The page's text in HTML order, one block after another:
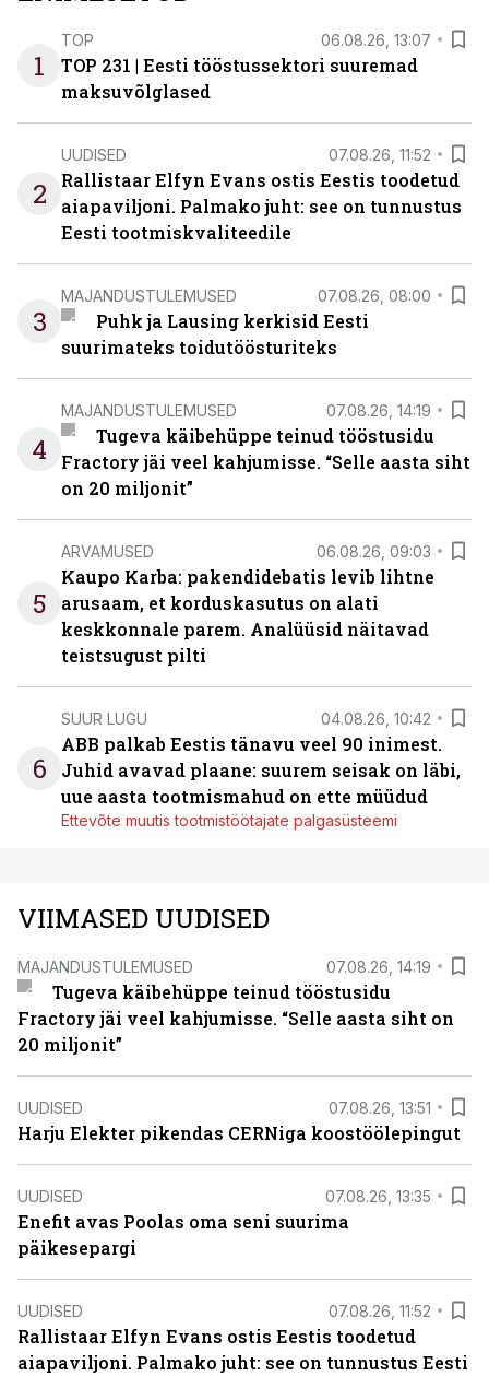
1
TOP 06.08.26, 13:07
TOP 231 | Eesti tööstussektori suuremad
maksuvõlglased
2
UUDISED 07.08.26, 11:52
Rallistaar Elfyn Evans ostis Eestis toodetud
aiapaviljoni. Palmako juht: see on tunnustus
Eesti tootmiskvaliteedile
3
MAJANDUSTULEMUSED 07.08.26, 08:00
Puhk ja Lausing kerkisid Eesti
suurimateks toidutöösturiteks
4
MAJANDUSTULEMUSED 07.08.26, 14:19
Tugeva käibehüppe teinud tööstusidu
Fractory jäi veel kahjumisse. “Selle aasta siht
on 20 miljonit”
5
ARVAMUSED 06.08.26, 09:03
Kaupo Karba: pakendidebatis levib lihtne
arusaam, et korduskasutus on alati
keskkonnale parem. Analüüsid näitavad
teistsugust pilti
6
SUUR LUGU 04.08.26, 10:42
ABB palkab Eestis tänavu veel 90 inimest.
Juhid avavad plaane: suurem seisak on läbi,
uue aasta tootmismahud on ette müüdud
Ettevõte muutis tootmistöötajate palgasüsteemi
VIIMASED UUDISED
MAJANDUSTULEMUSED 07.08.26, 14:19
Tugeva käibehüppe teinud tööstusidu
Fractory jäi veel kahjumisse. “Selle aasta siht on
20 miljonit”
UUDISED 07.08.26, 13:51
Harju Elekter pikendas CERNiga koostöölepingut
UUDISED 07.08.26, 13:35
Enefit avas Poolas oma seni suurima
päikesepargi
UUDISED 07.08.26, 11:52
Rallistaar Elfyn Evans ostis Eestis toodetud
aiapaviljoni. Palmako juht: see on tunnustus Eesti